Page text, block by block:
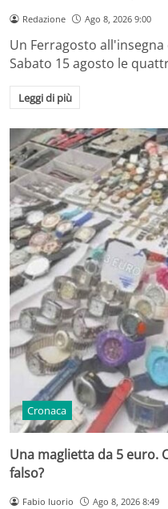
Redazione Ago 8, 2026 9:00
Un Ferragosto
Sabato 15 agosto le
Leggi di più
Cronaca
Una maglietta da 5 euro.
falso?
Fabio Iuorio Ago 8, 2026 8:49